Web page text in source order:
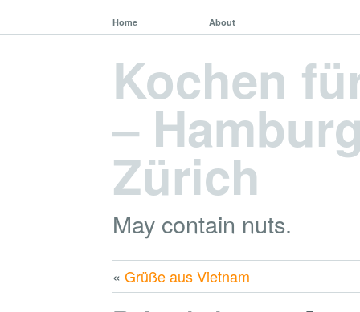
Home About
Kochen
–
Zürich
May contain nuts.
« Grüße aus Vietnam